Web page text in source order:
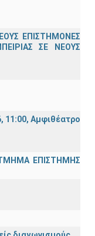
ΕΠΙΣΤΗΜΟΝΕΣ
ΣΕ ΝΕΟΥΣ
11:00, Αμφιθέατρο
ΕΠΙΣΤΗΜΗΣ